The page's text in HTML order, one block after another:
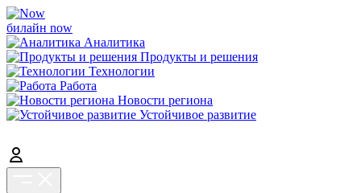
билайн now
Аналитика
Продукты и решения
Технологии
Работа
Новости региона
Устойчивое развитие